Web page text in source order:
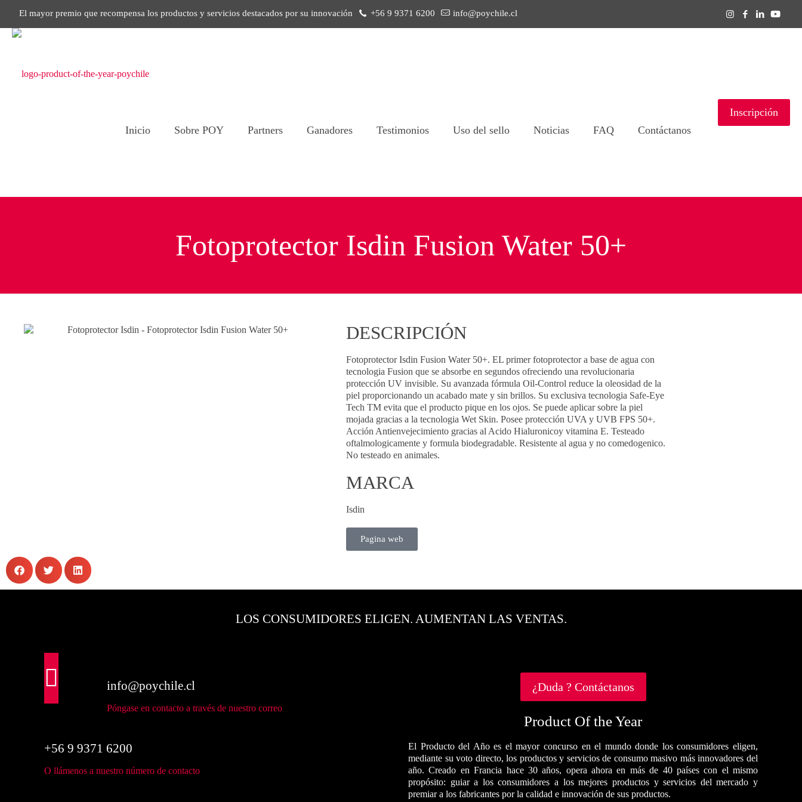
El mayor premio que recompensa los productos y servicios destacados por su innovación +56 9 9371 6200 info@poychile.cl
Inicio Sobre POY Partners Ganadores Testimonios Uso del sello Noticias FAQ Contáctanos
Inscripción
Fotoprotector Isdin Fusion Water 50+
DESCRIPCIÓN
Fotoprotector Isdin Fusion Water 50+. EL primer fotoprotector a base de agua con
tecnologia Fusion que se absorbe en segundos ofreciendo una revolucionaria
protección UV invisible. Su avanzada fórmula Oil-Control reduce la oleosidad de la
piel proporcionando un acabado mate y sin brillos. Su exclusiva tecnologia Safe-Eye
Tech TM evita que el producto pique en los ojos. Se puede aplicar sobre la piel
mojada gracias a la tecnologia Wet Skin. Posee protección UVA y UVB FPS 50+.
Acción Antienvejecimiento gracias al Acido Hialuronicoy vitamina E. Testeado
oftalmologicamente y formula biodegradable. Resistente al agua y no comedogenico.
No testeado en animales.
MARCA
Isdin
Pagina web
LOS CONSUMIDORES ELIGEN. AUMENTAN LAS VENTAS.
info@poychile.cl
Póngase en contacto a través de nuestro correo
+56 9 9371 6200
O llámenos a nuestro número de contacto
¿Duda ? Contáctanos
Product Of the Year
El Producto del Año es el mayor concurso en el mundo donde los consumidores eligen,
mediante su voto directo, los productos y servicios de consumo masivo más innovadores del
año. Creado en Francia hace 30 años, opera ahora en más de 40 países con el mismo
propósito: guiar a los consumidores a los mejores productos y servicios del mercado y
premiar a los fabricantes por la calidad e innovación de sus productos.